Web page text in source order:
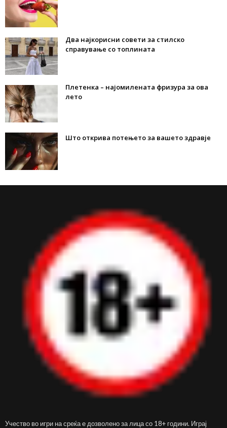
Два најкорисни совети за стилско
справување со топлината
Плетенка – најомилената фризура за ова
лето
Што открива потењето за вашето здравје
Учество во игри на среќа е дозволено за лица со 18+ години. Играј